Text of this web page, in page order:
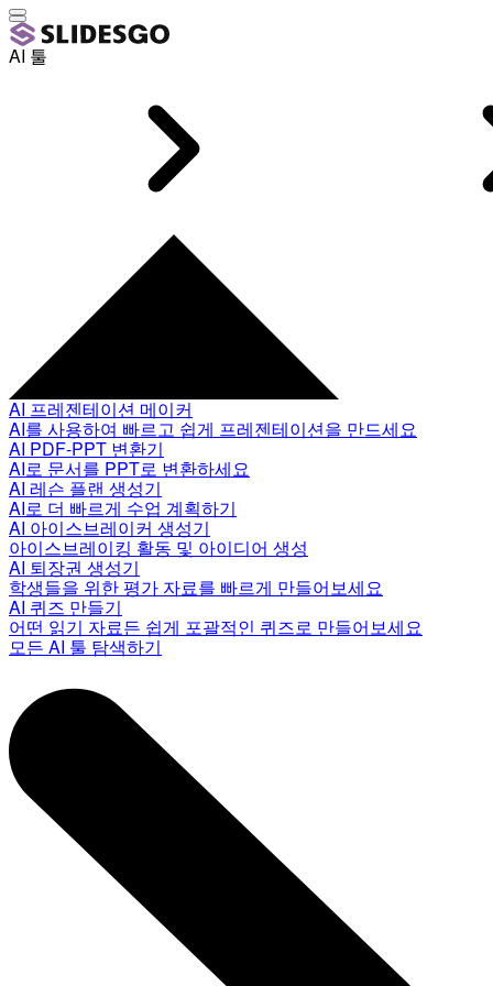
AI 툴
AI 프레젠테이션 메이커
AI를 사용하여 빠르고 쉽게 프레젠테이션을 만드세요
AI PDF-PPT 변환기
AI로 문서를 PPT로 변환하세요
AI 레슨 플랜 생성기
AI로 더 빠르게 수업 계획하기
AI 아이스브레이커 생성기
아이스브레이킹 활동 및 아이디어 생성
AI 퇴장권 생성기
학생들을 위한 평가 자료를 빠르게 만들어보세요
AI 퀴즈 만들기
어떤 읽기 자료든 쉽게 포괄적인 퀴즈로 만들어보세요
모든 AI 툴 탐색하기